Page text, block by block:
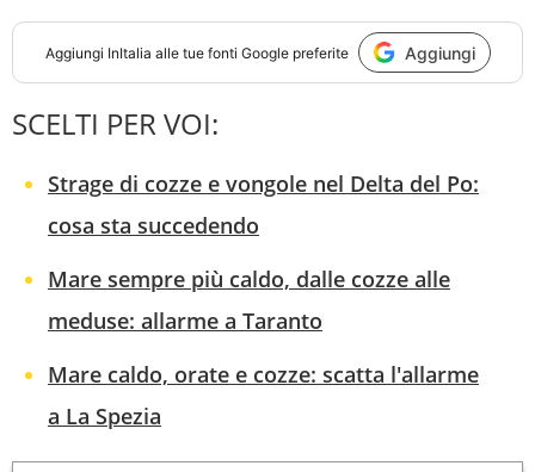
Aggiungi InItalia alle tue fonti Google preferite Aggiungi
SCELTI PER VOI:
Strage di cozze e vongole nel Delta del Po:
cosa sta succedendo
Mare sempre più caldo, dalle cozze alle
meduse: allarme a Taranto
Mare caldo, orate e cozze: scatta l'allarme
a La Spezia